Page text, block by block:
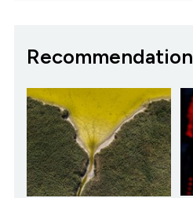
Recommendation